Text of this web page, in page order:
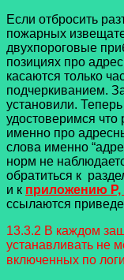
Если отбросить
пожарных
двухпороговые
позициях про
касаются только
подчеркиванием.
установили.
удостоверимся что
именно про
слова именно
норм не
обратиться к
и к приложению Р,
ссылаются
13.3.2 В каждом
устанавливать не
включенных по